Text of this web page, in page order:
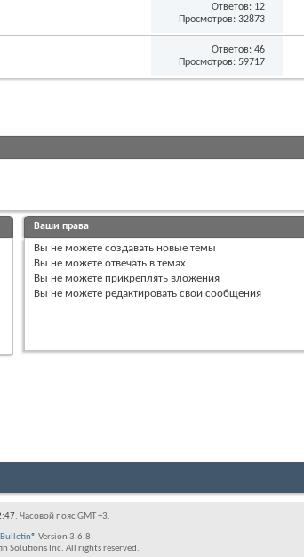
Ответов: 12
Просмотров: 32873
Ответов: 46
Просмотров: 59717
Ваши права
Вы не можете создавать новые темы
Вы не можете отвечать в темах
Вы не можете прикреплять вложения
Вы не можете редактировать свои сообщения
. Часовой пояс GMT +3.
Version 3.6.8
Solutions Inc. All rights reserved.